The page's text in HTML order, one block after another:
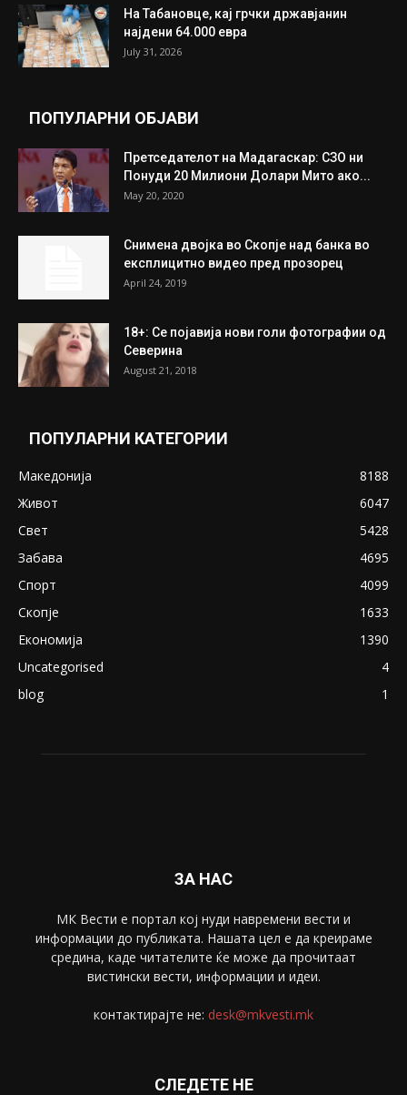
На Табановце, кај грчки државјанин
најдени 64.000 евра
July 31, 2026
ПОПУЛАРНИ ОБЈАВИ
Претседателот на Мадагаскар: СЗО ни
Понуди 20 Милиони Долари Мито ако...
May 20, 2020
Снимена двојка во Скопје над банка во
експлицитно видео пред прозорец
April 24, 2019
18+: Се појавија нови голи фотографии од
Северина
August 21, 2018
ПОПУЛАРНИ КАТЕГОРИИ
Македонија
8188
Живот
6047
Свет
5428
Забава
4695
Спорт
4099
Скопје
1633
Економија
1390
Uncategorised
4
blog
1
ЗА НАС
МК Вести е портал коj нуди навремени вести и
информации до публиката. Нашата цел е да креираме
средина, каде читателите ќе може да прочитаат
вистински вести, информации и идеи.
контактирајте не: desk@mkvesti.mk
СЛЕДЕТЕ НЕ